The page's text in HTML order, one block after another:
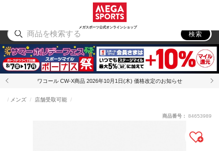
メガスポーツ公式オンラインショップ
アウトドア
検索
ワコール CW-X商品 2026年10月1日(木) 価格改定のお知らせ
メンズ 店舗受取可能
商品番号： 84653989